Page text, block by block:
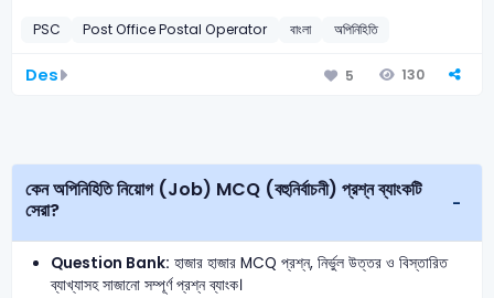
PSC Post Office Postal Operator বাংলা অপিনিহিতি
Des 5 130
কেন অপিনিহিতি নিয়োগ (Job) MCQ (বহুনির্বাচনী) প্রশ্ন ব্যাংকটি
সেরা?
Question Bank: হাজার হাজার MCQ প্রশ্ন, নির্ভুল উত্তর ও বিস্তারিত
ব্যাখ্যাসহ সাজানো সম্পূর্ণ প্রশ্ন ব্যাংক।